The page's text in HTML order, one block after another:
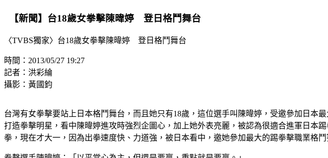
【新聞】台18歲女拳擊陳暐婷 登日格鬥舞台
〈TVBS獨家〉台18歲女拳擊陳暐婷 登日格鬥舞台
時間：2013/05/27 19:27
記者：洪彩綸
攝影：黃國鈞
台灣有女拳擊要站上日本格鬥舞台，而且她只有18歲，這位選手叫陳暐婷，受邀參加日
打造拳擊明星，看中陳暐婷進攻時強烈企圖心，加上她外表亮麗，被認為很適合進軍日本
拳，現在才大一，因為出拳速度快、力道強，被日本看中，邀她參加最大的踢拳擊職業格